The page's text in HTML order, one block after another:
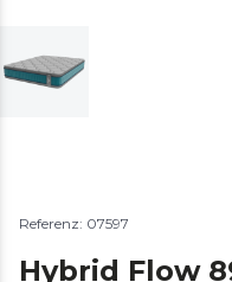
Referenz: 07597
Hybrid Flow